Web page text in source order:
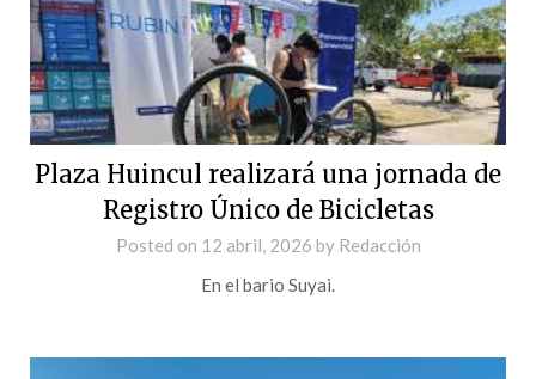
Plaza Huincul realizará una jornada de
Registro Único de Bicicletas
Posted on 12 abril, 2026 by Redacción
En el bario Suyai.